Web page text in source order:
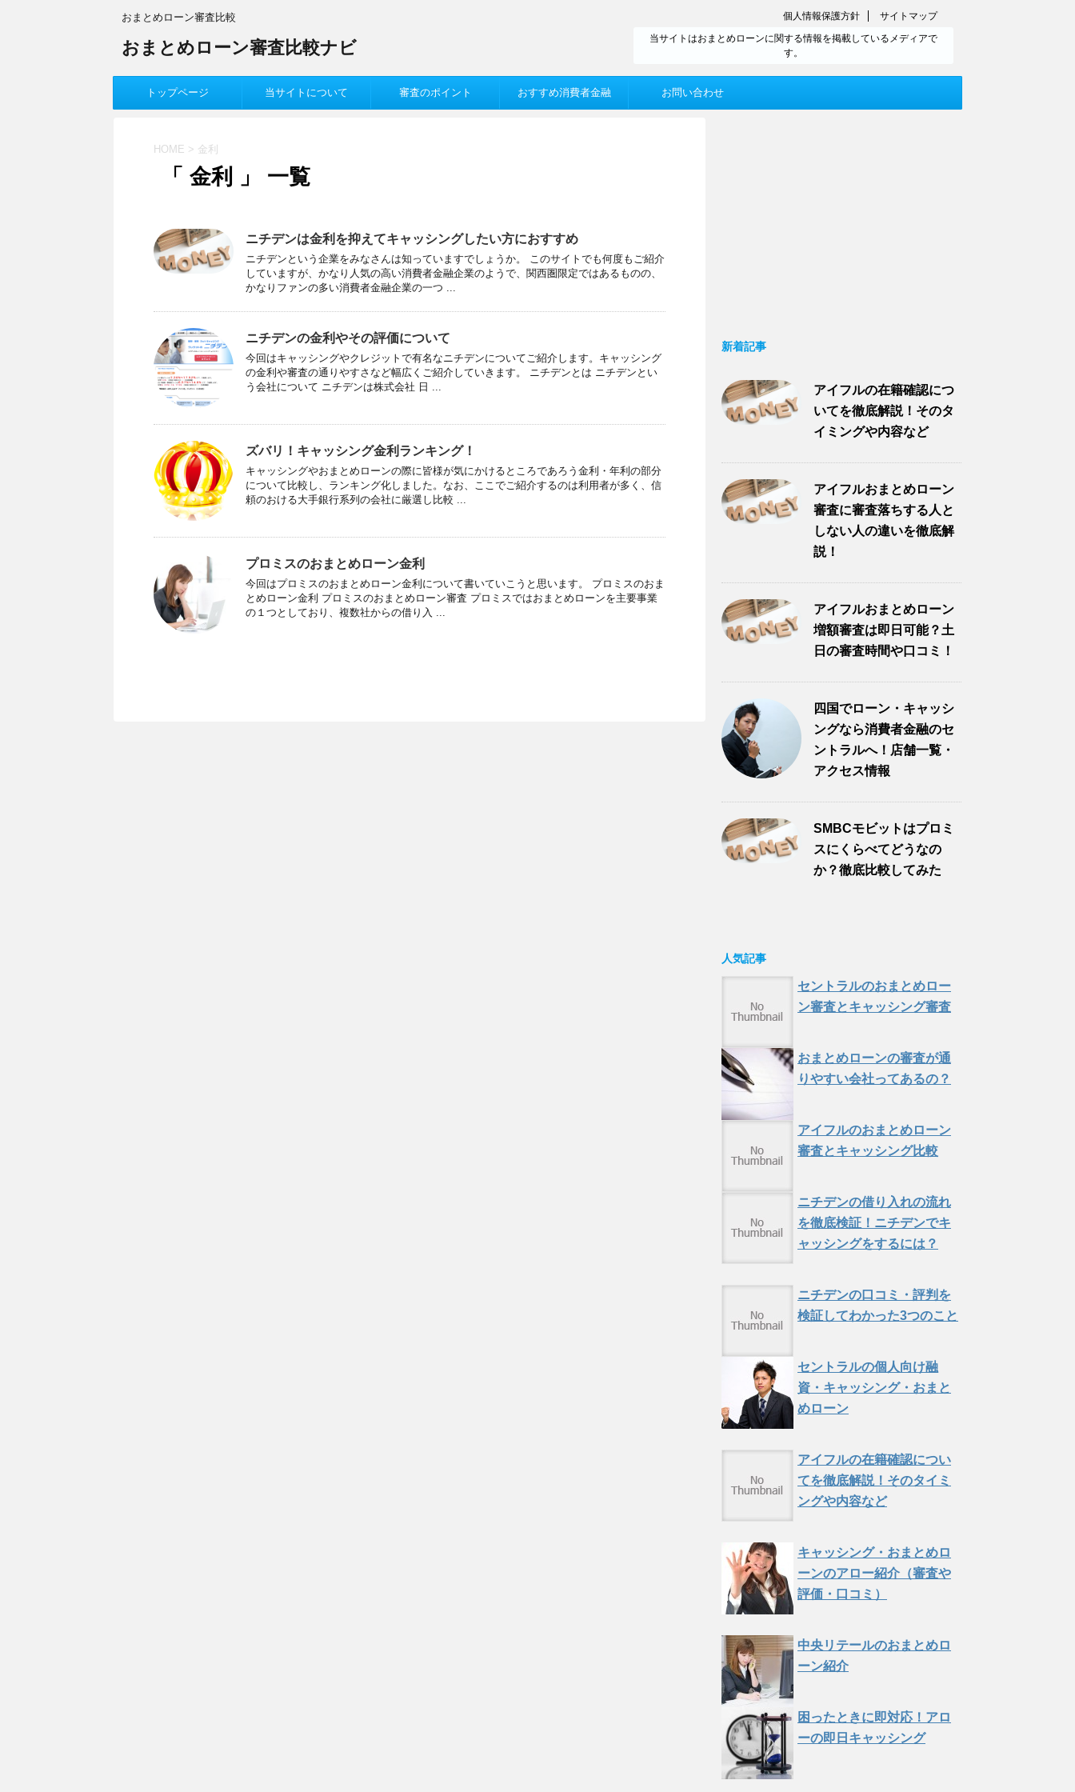
おまとめローン審査比較
おまとめローン審査比較ナビ
個人情報保護方針
サイトマップ
当サイトはおまとめローンに関する情報を掲載しているメディアで
す。
トップページ 当サイトについて 審査のポイント おすすめ消費者金融 お問い合わせ
HOME > 金利
「 金利 」 一覧
ニチデンは金利を抑えてキャッシングしたい方におすすめ
ニチデンという企業をみなさんは知っていますでしょうか。 このサイトでも何度もご紹介
していますが、かなり人気の高い消費者金融企業のようで、関西圏限定ではあるものの、
かなりファンの多い消費者金融企業の一つ ...
ニチデンの金利やその評価について
今回はキャッシングやクレジットで有名なニチデンについてご紹介します。キャッシング
の金利や審査の通りやすさなど幅広くご紹介していきます。 ニチデンとは ニチデンとい
う会社について ニチデンは株式会社 日 ...
ズバリ！キャッシング金利ランキング！
キャッシングやおまとめローンの際に皆様が気にかけるところであろう金利・年利の部分
について比較し、ランキング化しました。なお、ここでご紹介するのは利用者が多く、信
頼のおける大手銀行系列の会社に厳選し比較 ...
プロミスのおまとめローン金利
今回はプロミスのおまとめローン金利について書いていこうと思います。 プロミスのおま
とめローン金利 プロミスのおまとめローン審査 プロミスではおまとめローンを主要事業
の１つとしており、複数社からの借り入 ...
新着記事
アイフルの在籍確認につ
いてを徹底解説！そのタ
イミングや内容など
アイフルおまとめローン
審査に審査落ちする人と
しない人の違いを徹底解
説！
アイフルおまとめローン
増額審査は即日可能？土
日の審査時間や口コミ！
四国でローン・キャッシ
ングなら消費者金融のセ
ントラルへ！店舗一覧・
アクセス情報
SMBCモビットはプロミ
スにくらべてどうなの
か？徹底比較してみた
人気記事
セントラルのおまとめロー
ン審査とキャッシング審査
おまとめローンの審査が通
りやすい会社ってあるの？
アイフルのおまとめローン
審査とキャッシング比較
ニチデンの借り入れの流れ
を徹底検証！ニチデンでキ
ャッシングをするには？
ニチデンの口コミ・評判を
検証してわかった3つのこと
セントラルの個人向け融
資・キャッシング・おまと
めローン
アイフルの在籍確認につい
てを徹底解説！そのタイミ
ングや内容など
キャッシング・おまとめロ
ーンのアロー紹介（審査や
評価・口コミ）
中央リテールのおまとめロ
ーン紹介
困ったときに即対応！アロ
ーの即日キャッシング